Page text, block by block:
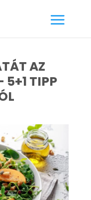
AZ
5+1 TIPP